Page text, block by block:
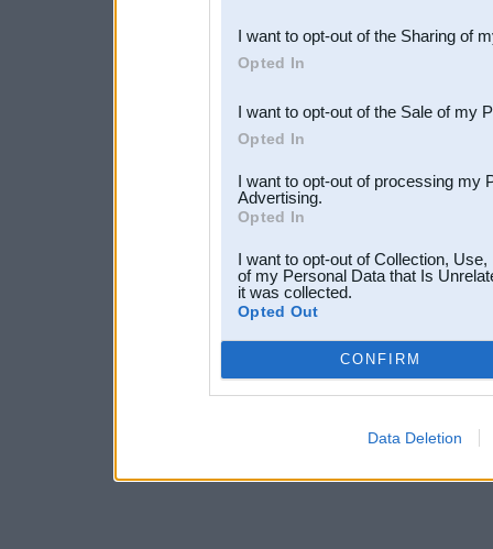
Downstream Participants
third parties.
I want to opt-out of the Sharing of
Opted In
I want to opt-out of the Sale of my
Opted In
I want to opt-out of processing my
Advertising.
Opted In
I want to opt-out of Collection,
of my Personal Data that Is
it was collected.
Opted Out
CONFIRM
Data Deletion